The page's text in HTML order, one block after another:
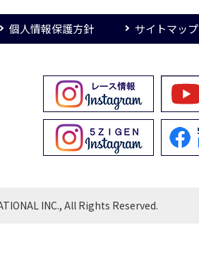
個人情報保護方針 サイトマップ
INC., All Rights Reserved.